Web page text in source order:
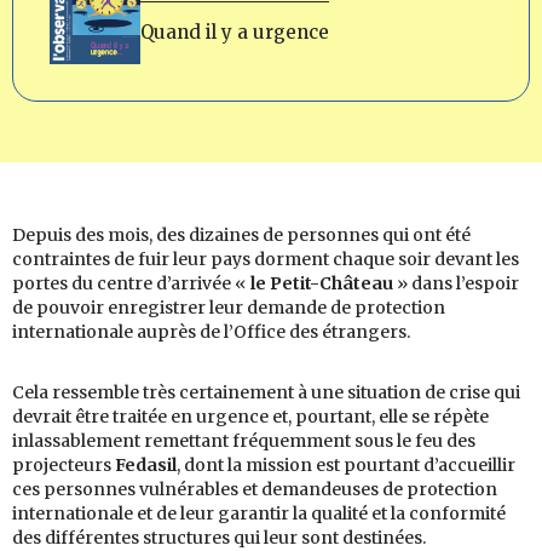
Quand il y a urgence
Depuis des mois, des dizaines de personnes qui ont été
contraintes de fuir leur pays dorment chaque soir devant les
portes du centre d’arrivée « le Petit-Château » dans l’espoir
de pouvoir enregistrer leur demande de protection
internationale auprès de l’Office des étrangers.
Cela ressemble très certainement à une situation de crise qui
devrait être traitée en urgence et, pourtant, elle se répète
inlassablement remettant fréquemment sous le feu des
projecteursFedasil, dont la mission est pourtant d’accueillir
ces personnes vulnérables et demandeuses de protection
internationale et de leur garantir la qualité et la conformité
des différentes structures qui leur sont destinées.